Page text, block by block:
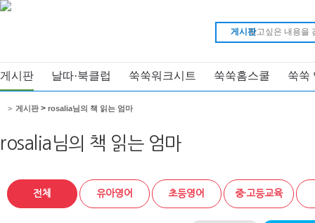
게시판
게시판 날따·북클럽 쑥쑥워크시트 쑥쑥홈스쿨 쑥쑥
rosalia님의 책 읽는 엄마
> 게시판> rosalia님의 책 읽는 엄마
전체 유아영어 초등영어 중·고등교육